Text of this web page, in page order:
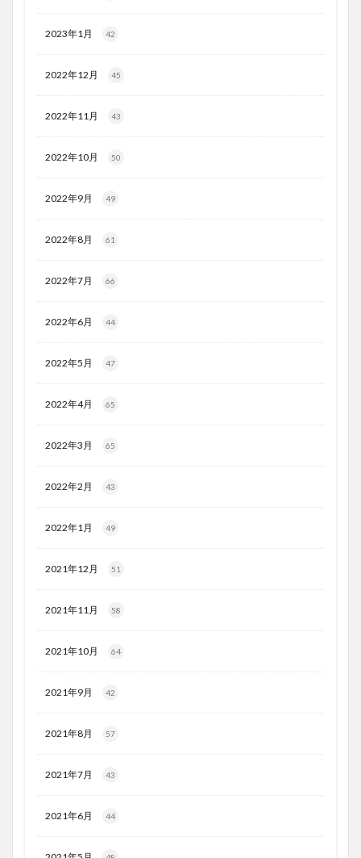
2023年1月 42
2022年12月 45
2022年11月 43
2022年10月 50
2022年9月 49
2022年8月 61
2022年7月 66
2022年6月 44
2022年5月 47
2022年4月 65
2022年3月 65
2022年2月 43
2022年1月 49
2021年12月 51
2021年11月 58
2021年10月 64
2021年9月 42
2021年8月 57
2021年7月 43
2021年6月 44